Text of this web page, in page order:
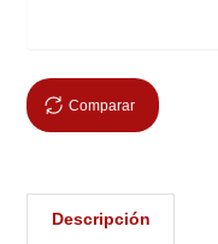
Comparar
Descripción